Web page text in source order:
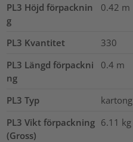
PL3 Höjd förpacknin
g
0.42 m
PL3 Kvantitet
330
PL3 Längd förpackni
ng
0.4 m
PL3 Typ
kartong
PL3 Vikt förpackning
(Gross)
6.11 kg